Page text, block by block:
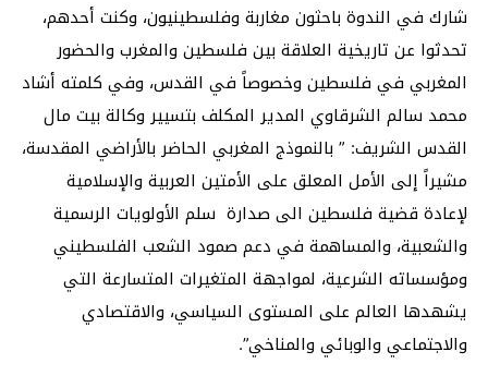
شارك في الندوة باحثون مغاربة وفلسطينيون، وكنت أحدهم،
تحدثوا عن تاريخية العلاقة بين فلسطين والمغرب والحضور
المغربي في فلسطين وخصوصاً في القدس، وفي كلمته أشاد
محمد سالم الشرقاوي المدير المكلف بتسيير وكالة بيت مال
القدس الشريف: ” بالنموذج المغربي الحاضر بالأراضي المقدسة،
مشيراً إلى الأمل المعلق على الأمتين العربية والإسلامية
لإعادة قضية فلسطين الى صدارة سلم الأولويات الرسمية
والشعبية، والمساهمة في دعم صمود الشعب الفلسطيني
ومؤسساته الشرعية، لمواجهة المتغيرات المتسارعة التي
يشهدها العالم على المستوى السياسي، والاقتصادي
والاجتماعي والوبائي والمناخي”.